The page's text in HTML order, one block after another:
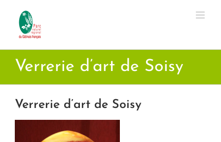
contenu
Verrerie d’art de Soisy
Verrerie d’art de Soisy